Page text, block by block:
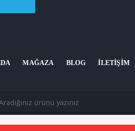
MAĞAZA BLOG İLETIŞIM